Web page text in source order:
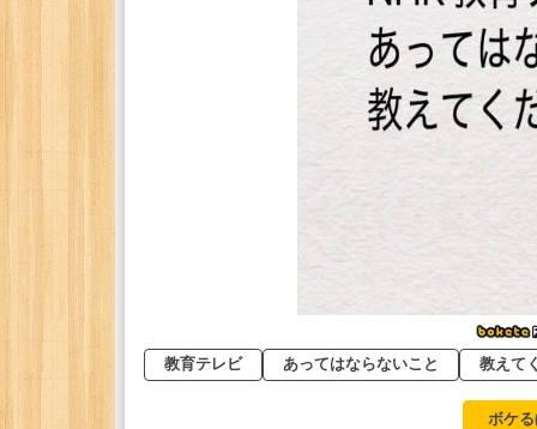
教育テレビ あってはならないこと 教えて
ボケる